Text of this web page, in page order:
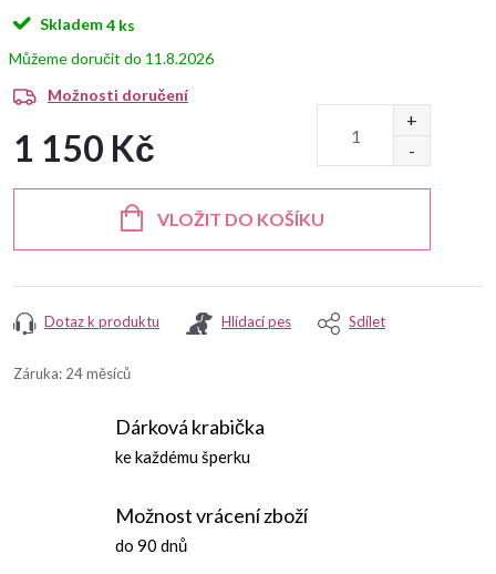
Skladem4 ks
11.8.2026
Možnosti doručení
1 150 Kč
VLOŽIT DO KOŠÍKU
Dotaz k produktu Hlídací pes Sdílet
Záruka: 24 měsíců
Dárková krabička
ke každému šperku
Možnost vrácení zboží
do 90 dnů